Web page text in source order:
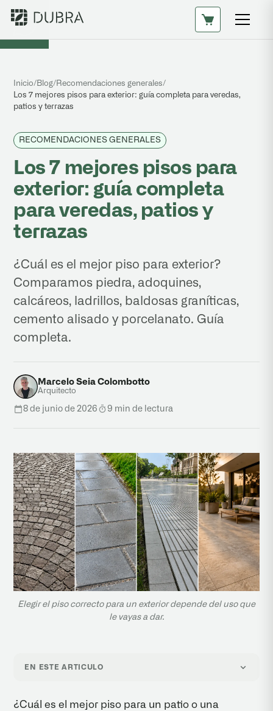
Inicio/Blog/Recomendaciones generales/
Los 7 mejores pisos para exterior: guía completa para veredas,
patios y terrazas
RECOMENDACIONES GENERALES
Los 7 mejores pisos para
exterior: guía completa
para veredas, patios y
terrazas
¿Cuál es el mejor piso para exterior?
Comparamos piedra, adoquines,
calcáreos, ladrillos, baldosas graníticas,
cemento alisado y porcelanato. Guía
completa.
Marcelo Seia Colombotto
Arquitecto
8 de junio de 2026 9 min de lectura
Elegir el piso correcto para un exterior depende del uso que
le vayas a dar.
EN ESTE ARTICULO
¿Cuál es el mejor piso para un patio o una